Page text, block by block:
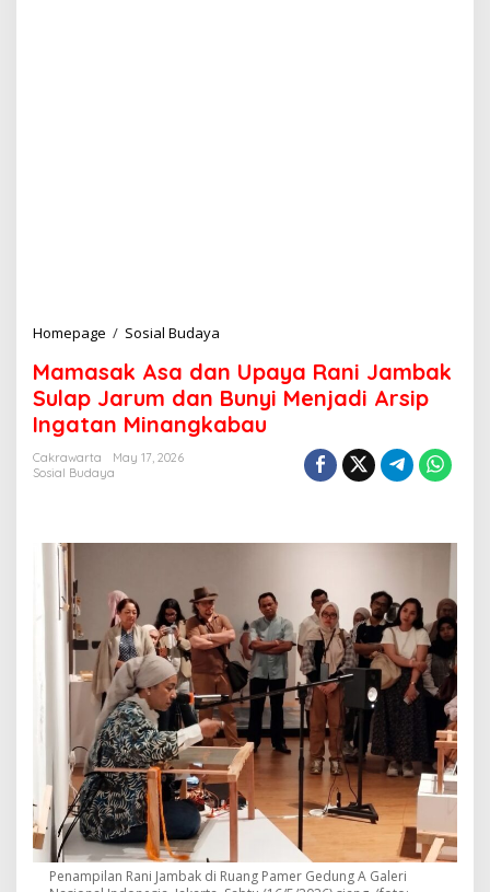
Homepage / Sosial Budaya
m
a
s
a
a
a
y
a
R
a
n
i
J
a
m
b
k
S
Mamasak Asa dan Upaya Rani Jambak
Sulap Jarum dan Bunyi Menjadi Arsip
Ingatan Minangkabau
Cakrawarta
May 17, 2026
Sosial Budaya
Penampilan Rani Jambak di Ruang Pamer Gedung A Galeri